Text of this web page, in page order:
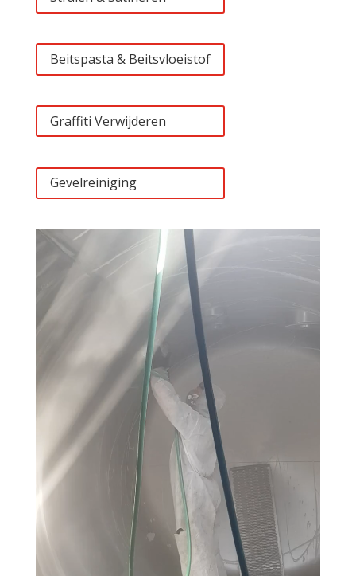
Beitspasta & Beitsvloeistof
Graffiti Verwijderen
Gevelreiniging